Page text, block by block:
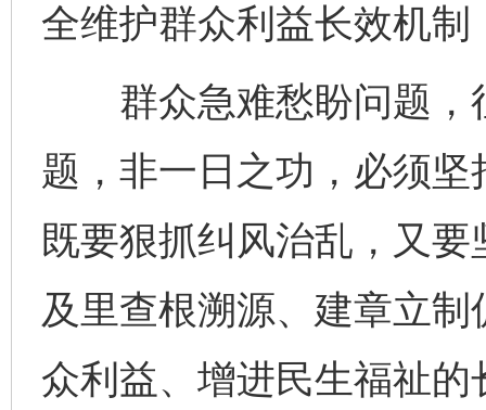
全维护群众利益长效机制
群众急难愁盼问题，
题，非一日之功，必须坚
既要狠抓纠风治乱，又
及里查根溯源、建章立
众利益、增进民生福祉的